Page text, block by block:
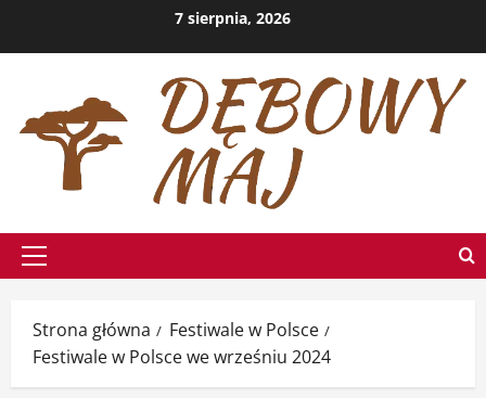
7 sierpnia, 2026
Menu
Strona główna
Festiwale w Polsce
Festiwale w Polsce we wrześniu 2024